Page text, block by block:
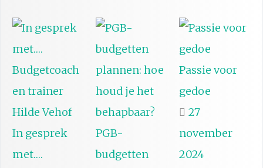
In gesprek
met….
PGB-
budgetten
Passie voor
gedoe
27
november
2024